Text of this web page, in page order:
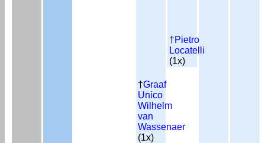
†Pietro
Locatelli
(1x)
†Graaf
Unico
Wilhelm
van
Wassenaer
(1x)